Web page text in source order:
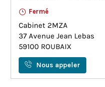
Fermé
Cabinet 2MZA
37 Avenue Jean Lebas
59100 ROUBAIX
Nous appeler